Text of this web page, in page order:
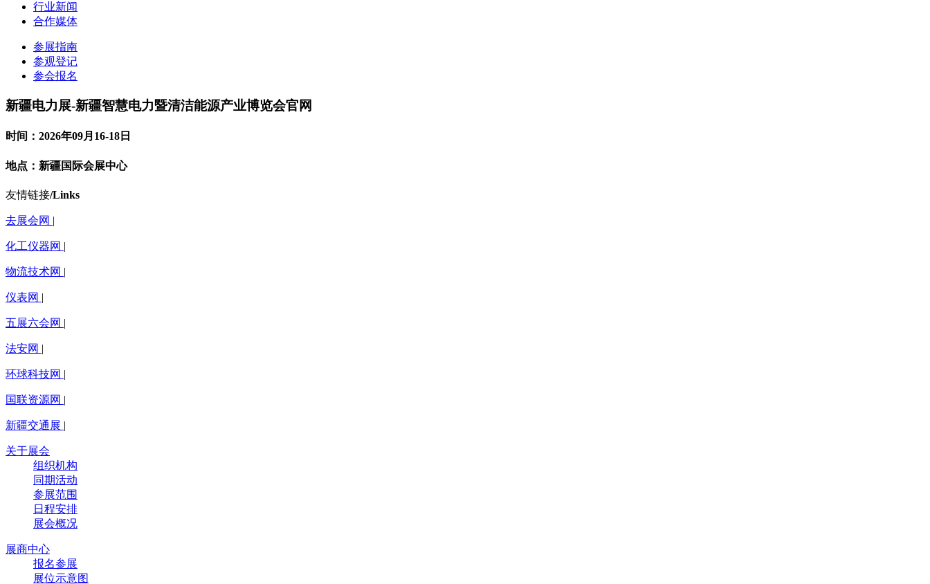
行业新闻
合作媒体
参展指南
参观登记
参会报名
新疆电力展-新疆智慧电力暨清洁能源产业博览会官网
时间：2026年09月16-18日
地点：新疆国际会展中心
友情链接/Links
去展会网 |
化工仪器网 |
物流技术网 |
仪表网 |
五展六会网 |
法安网 |
环球科技网 |
国联资源网 |
新疆交通展 |
关于展会
组织机构
同期活动
参展范围
日程安排
展会概况
展商中心
报名参展
展位示意图